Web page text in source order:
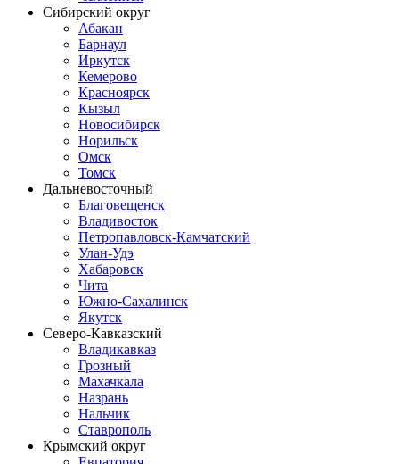
Сибирский округ
Абакан
Барнаул
Иркутск
Кемерово
Красноярск
Кызыл
Новосибирск
Норильск
Омск
Томск
Дальневосточный
Благовещенск
Владивосток
Петропавловск-Камчатский
Улан-Удэ
Хабаровск
Чита
Южно-Сахалинск
Якутск
Северо-Кавказский
Владикавказ
Грозный
Махачкала
Назрань
Нальчик
Ставрополь
Крымский округ